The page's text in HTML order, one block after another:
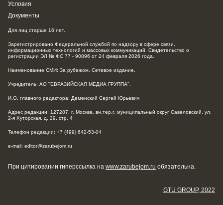
Условия
Документы
Для лиц старше 16 лет.
Зарегистрировано Федеральной службой по надзору в сфере связи,
информационных технологий и массовых коммуникаций. Свидетельство о
регистрации ЭЛ № ФС 77 - 90896 от 24 февраля 2026 года.
Наименование СМИ: За рубежом. Сетевое издание.
Учредитель: АО "ЕВРАЗИЙСКАЯ МЕДИА ГРУППА".
И.О. главного редактора: Деменский Сергей Юрьевич
Адрес редакции: 127287, г. Москва, вн.тер.г. муниципальный округ Савеловский, ул.
2-я Хуторская, д. 29, стр. 4
Телефон редакции: +7 (499) 642-53-04
e-mail: editor@zarubejom.ru
При цитировании гиперссылка на www.zarubejom.ru обязательна.
GTU GROUP, 2022